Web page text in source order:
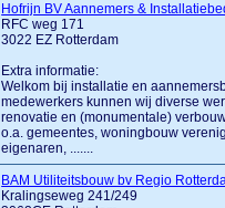
Hofrijn BV Aannemers &
RFC weg 171
3022 EZ Rotterdam
Extra informatie:
Welkom bij installatie en
medewerkers kunnen wij diverse
renovatie en (monumentale)
o.a. gemeentes, woningbouw
eigenaren, .......
BAM Utiliteitsbouw bv Regio
Kralingseweg 241/249